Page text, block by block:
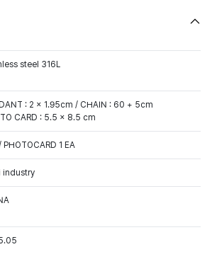
steel 316L
: 2 x 1.95cm / CHAIN : 60 + 5cm
CARD : 5.5 x 8.5 cm
PHOTOCARD 1 EA
industry